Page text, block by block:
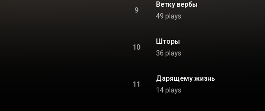
9
Ветку вербы
49 plays
10
Шторы
36 plays
11
Дарящему жизнь
14 plays